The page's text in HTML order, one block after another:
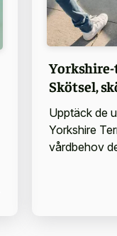
Skötsel,
Upptäck de
Yorkshire
vårdbehov